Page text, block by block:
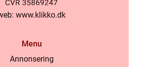
www.klikko.dk
Menu
Annonsering